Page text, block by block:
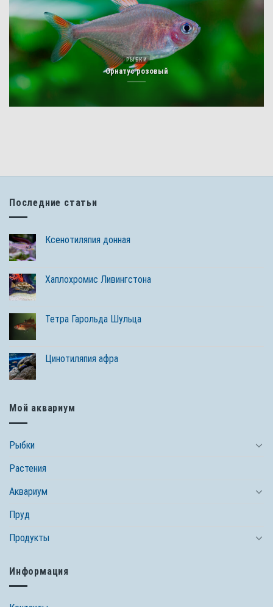
РЫБКИ
Орнатус розовый
Последние статьи
Ксенотиляпия донная
Хаплохромис Ливингстона
Тетра Гарольда Шульца
Цинотиляпия афра
Мой аквариум
Рыбки
Растения
Аквариум
Пруд
Продукты
Информация